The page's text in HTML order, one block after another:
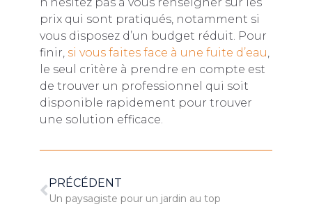
prix qui sont pratiqués, notamment si
vous disposez d’un budget réduit. Pour
finir, si vous faites face à une fuite d’eau,
le seul critère à prendre en compte est
de trouver un professionnel qui soit
disponible rapidement pour trouver
une solution efficace.
PRÉCÉDENT
Un paysagiste pour un jardin au top